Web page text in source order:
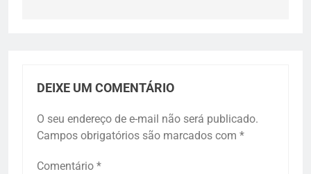
DEIXE UM COMENTÁRIO
O seu endereço de e-mail não será publicado.
Campos obrigatórios são marcados com *
Comentário *